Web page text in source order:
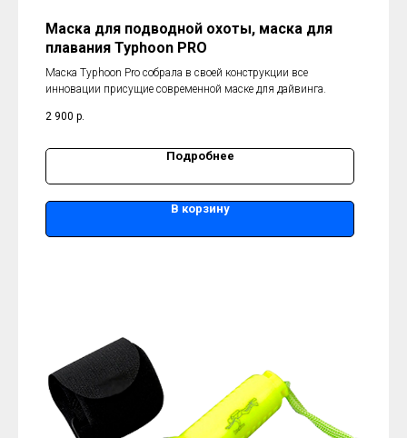
Маска для подводной охоты, маска для
плавания Typhoon PRO
Маска Typhoon Pro собрала в своей конструкции все
инновации присущие современной маске для дайвинга.
2 900 р.
Подробнее
В корзину